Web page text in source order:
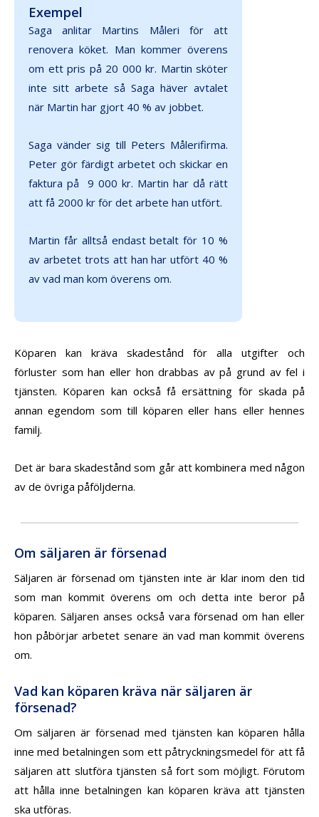
Exempel
Saga anlitar Martins Måleri för att
renovera köket. Man kommer överens
om ett pris på 20 000 kr. Martin sköter
inte sitt arbete så Saga häver avtalet
när Martin har gjort 40 % av jobbet.
Saga vänder sig till Peters Målerifirma.
Peter gör färdigt arbetet och skickar en
faktura på 9 000 kr. Martin har då rätt
att få 2000 kr för det arbete han utfört.
Martin får alltså endast betalt för 10 %
av arbetet trots att han har utfört 40 %
av vad man kom överens om.
Köparen kan kräva skadestånd för alla utgifter och
förluster som han eller hon drabbas av på grund av fel i
tjänsten. Köparen kan också få ersättning för skada på
annan egendom som till köparen eller hans eller hennes
familj.
Det är bara skadestånd som går att kombinera med någon
av de övriga påföljderna.
Om säljaren är försenad
Säljaren är försenad om tjänsten inte är klar inom den tid
som man kommit överens om och detta inte beror på
köparen. Säljaren anses också vara försenad om han eller
hon påbörjar arbetet senare än vad man kommit överens
om.
Vad kan köparen kräva när säljaren är
försenad?
Om säljaren är försenad med tjänsten kan köparen hålla
inne med betalningen som ett påtryckningsmedel för att få
säljaren att slutföra tjänsten så fort som möjligt. Förutom
att hålla inne betalningen kan köparen kräva att tjänsten
ska utföras.